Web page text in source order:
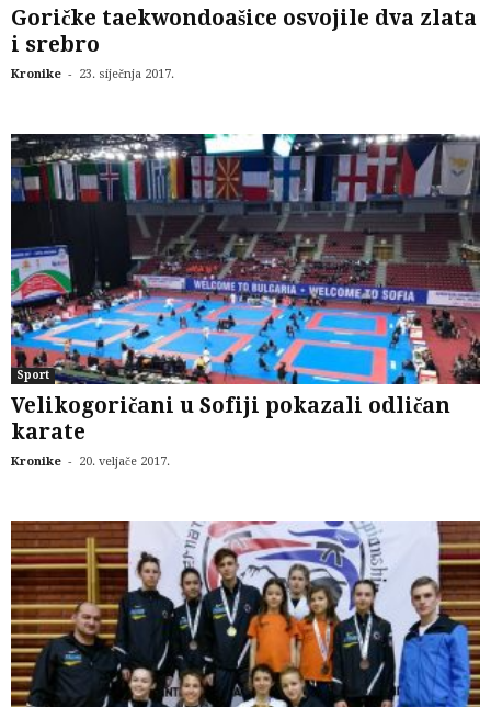
Goričke taekwondoašice osvojile dva zlata
i srebro
Kronike - 23. siječnja 2017.
Sport
Velikogoričani u Sofiji pokazali odličan
karate
Kronike - 20. veljače 2017.